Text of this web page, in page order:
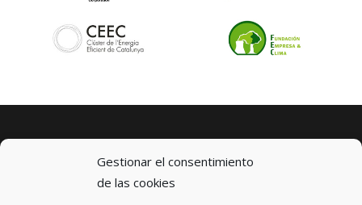
Gestionar el consentimiento
de las cookies